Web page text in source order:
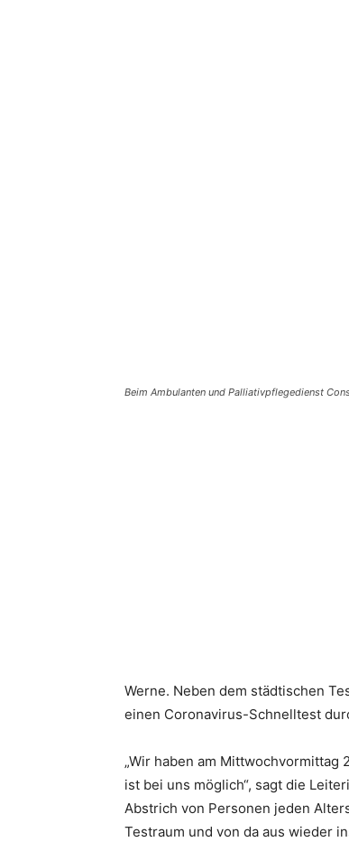
Beim Ambulanten und Palliativpflegedienst
Werne. Neben dem städtischen
einen Coronavirus-Schnelltest
„Wir haben am
ist bei uns möglich“, sagt die
Abstrich von Personen jeden
Testraum und von da aus wieder